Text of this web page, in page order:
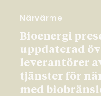
Närvärme
Bioenergi
uppdaterad
leverantörer
tjänster för
med